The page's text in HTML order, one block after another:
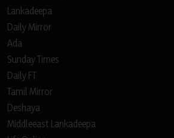
Lankadeepa
Daily Mirror
Ada
Sunday Times
Daily FT
Tamil Mirror
Deshaya
Middleeast Lankadeepa